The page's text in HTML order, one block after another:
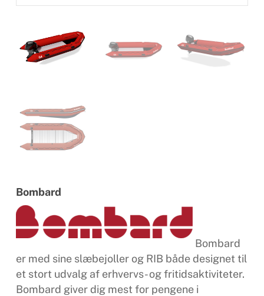
Bombard
Bombard
er med sine slæbejoller og RIB både designet til
et stort udvalg af erhvervs- og fritidsaktiviteter.
Bombard giver dig mest for pengene i